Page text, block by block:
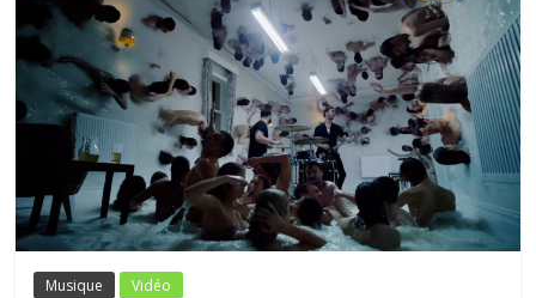
Musique Vidéo